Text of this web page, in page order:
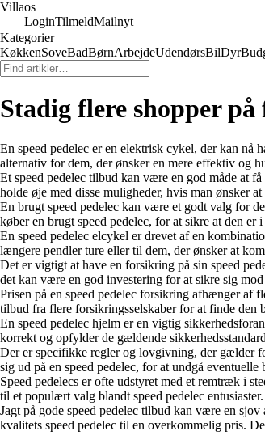
Villaos
LoginTilmeldMailnyt
Kategorier
KøkkenSoveBadBørnArbejdeUdendørsBilDyr
Stadig flere shopper
En speed pedelec er en elektrisk cykel, der kan
alternativ for dem, der ønsker en mere effektiv og
Et speed pedelec tilbud kan være en god måde at
holde øje med disse muligheder, hvis man ønsker
En brugt speed pedelec kan være et godt valg for
køber en brugt speed pedelec, for at sikre at den er
En speed pedelec elcykel er drevet af en
længere pendler ture eller til dem, der ønsker at
Det er vigtigt at have en forsikring på sin speed
det kan være en god investering for at sikre sig
Prisen på en speed pedelec forsikring afhænger af
tilbud fra flere forsikringsselskaber for at finde den
En speed pedelec hjelm er en vigtig
korrekt og opfylder de gældende
Der er specifikke regler og lovgivning, der gælder
sig ud på en speed pedelec, for at undgå
Speed pedelecs er ofte udstyret med et remtræk i
til et populært valg blandt speed pedelec entusiaster.
Jagt på gode speed pedelec tilbud kan være en
kvalitets speed pedelec til en overkommelig pris.